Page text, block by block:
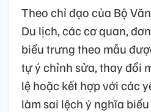
Theo chỉ đạo của Bộ
Du lịch, các cơ quan,
biểu trưng theo mẫu
tự ý chỉnh sửa, thay đổi
lệ hoặc kết hợp với các
làm sai lệch ý nghĩa